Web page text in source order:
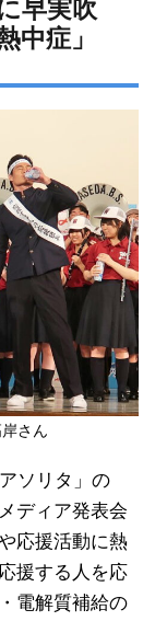
早実吹
中症」
さん
ソリタ」の
ディア発表会
応援活動に熱
援する人を応
電解質補給の